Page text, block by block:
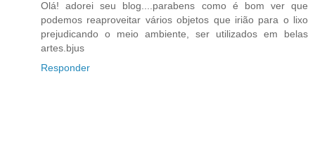
Olá! adorei seu blog....parabens como é bom ver que
podemos reaproveitar vários objetos que irião para o lixo
prejudicando o meio ambiente, ser utilizados em belas
artes.bjus
Responder